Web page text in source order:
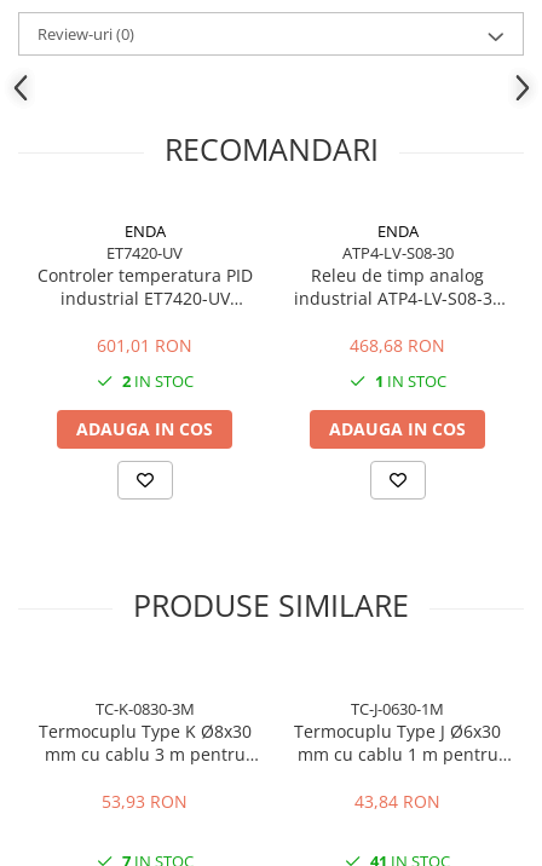
nevoie de un senzor de temperatura rezistent pentru lucru zilnic.
Cablul de 2 m este o lungime practica pentru multe aplicatii
lungimea cablului, tipul conectorului si compatibilitatea
regulatorului de temperatura.
Produsul este recomandat pentru inlocuirea senzorilor defecti,
senzorul vechi nu mai citeste corect temperatura, pot aparea
erori de incalzire, opriri ale utilajului sau probleme de calitate in
temperaturii si la functionarea corecta a echipamentului.
Aceasta sonda de temperatura Tip K cu mufa WT29 3 pini este
recomandata pentru utilaje unde se foloseste conectare rapida
Review-uri(0)
RECOMANDARI
ENDA
ET7420-UV
Controler temperatura PID
industrial ET7420-UV
601,01 RON
2IN STOC
ADAUGA IN COS
ENDA
ATP4-LV-S08-30
Releu de timp analog
industrial ATP4-LV-S08-30
468,68 RON
1 IN STOC
ADAUGA IN COS
PRODUSE SIMILARE
TC-K-0830-3M
Termocuplu Type K Ø8x30
mm cu cablu 3 m pentru
53,93 RON
TC-J-0630-1M
Termocuplu Type J Ø6x30
mm cu cablu 1 m pentru
43,84 RON